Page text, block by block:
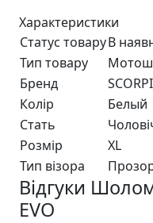
Характеристики
Статус товаруВ
Тип товару
Бренд
Колір
Белый
Стать
Розмір
XL
Тип візора
Відгуки
EVO